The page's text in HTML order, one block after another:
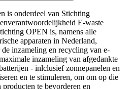
is onderdeel van Stichting
E-waste
OPEN is, namens alle
apparaten in Nederland,
inzameling en recycling van e-
inzameling van afgedankte
- inlclusief zonnepanelen en
en te stimuleren, om om op die
te bevorderen en